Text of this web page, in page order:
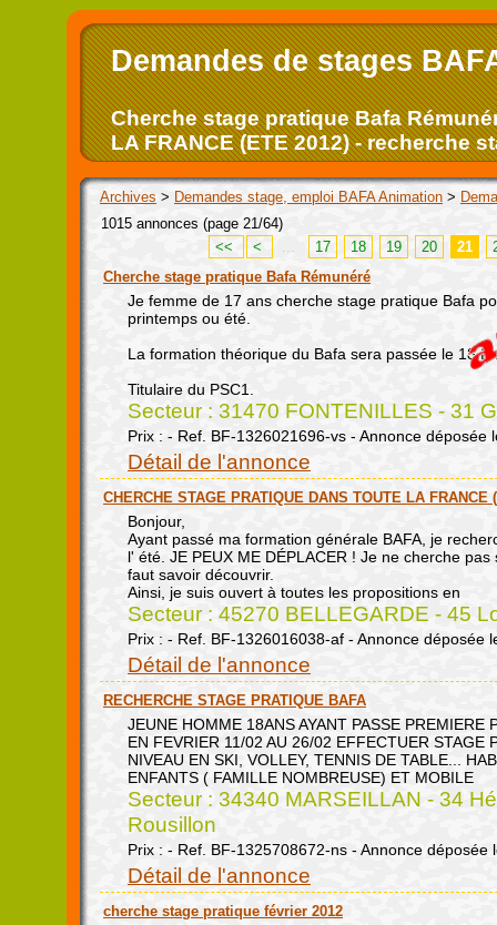
Demandes de stages
Cherche stage pratique Bafa
LA FRANCE (ETE 2012) - recherche
Archives > Demandes stage, emploi BAFA Animation >
1015 annonces (page 21/64)
<<
< ... 17 18 19 20 21
Cherche stage pratique Bafa Rémunéré
Je femme de 17 ans cherche stage pratique Bafa
printemps ou été.
La formation théorique du Bafa sera passée le 18
Titulaire du PSC1.
Secteur : 31470 FONTENILLES - 31
Prix : - Ref. BF-1326021696-vs - Annonce déposée
Détail de l'annonce
CHERCHE STAGE PRATIQUE DANS TOUTE LA FRANCE
Bonjour,
Ayant passé ma formation générale BAFA, je
l' été. JE PEUX ME DÉPLACER ! Je ne cherche
faut savoir découvrir.
Ainsi, je suis ouvert à toutes les propositions en
Secteur : 45270 BELLEGARDE - 45
Prix : - Ref. BF-1326016038-af - Annonce déposée
Détail de l'annonce
RECHERCHE STAGE PRATIQUE BAFA
JEUNE HOMME 18ANS AYANT PASSE PREMIERE
EN FEVRIER 11/02 AU 26/02 EFFECTUER STAGE
NIVEAU EN SKI, VOLLEY, TENNIS DE TABLE...
ENFANTS ( FAMILLE NOMBREUSE) ET MOBILE
Secteur : 34340 MARSEILLAN - 34
Rousillon
Prix : - Ref. BF-1325708672-ns - Annonce déposée
Détail de l'annonce
cherche stage pratique février 2012